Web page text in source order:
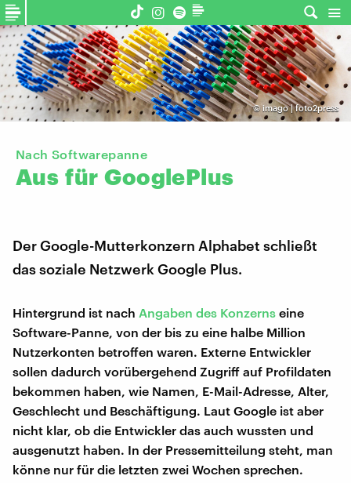
© imago | foto2press
Nach Softwarepanne
Aus für GooglePlus
Der Google-Mutterkonzern Alphabet schließt
das soziale Netzwerk Google Plus.
Hintergrund ist nach Angaben des Konzerns eine
Software-Panne, von der bis zu eine halbe Million
Nutzerkonten betroffen waren. Externe Entwickler
sollen dadurch vorübergehend Zugriff auf Profildaten
bekommen haben, wie Namen, E-Mail-Adresse, Alter,
Geschlecht und Beschäftigung. Laut Google ist aber
nicht klar, ob die Entwickler das auch wussten und
ausgenutzt haben. In der Pressemitteilung steht, man
könne nur für die letzten zwei Wochen sprechen.